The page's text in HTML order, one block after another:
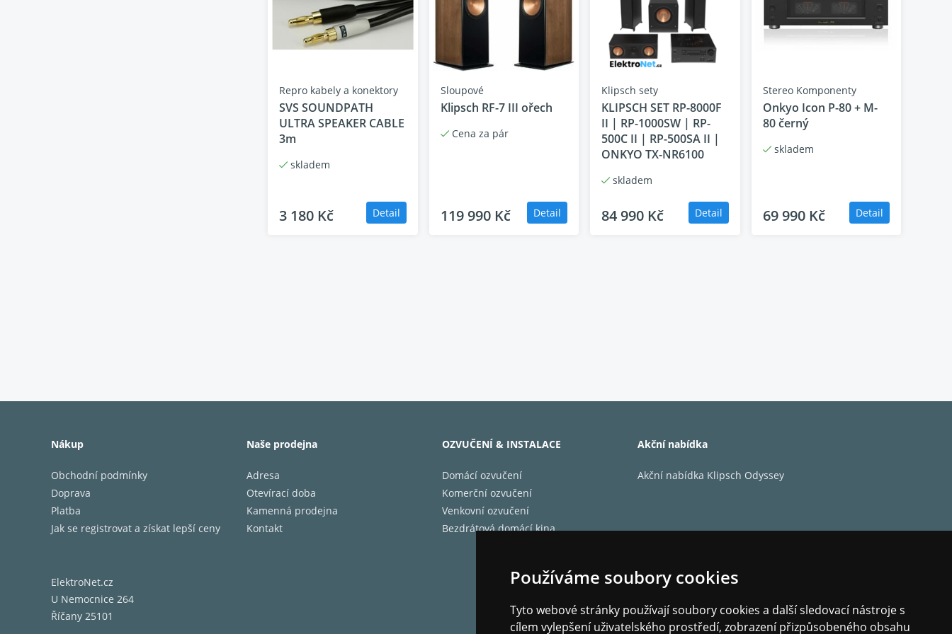
Používáme soubory cookies
Tyto webové stránky používají soubory cookies a další sledovací nástroje s
cílem vylepšení uživatelského prostředí, zobrazení přizpůsobeného obsahu
- trvalý výkon: 250W
- basreflex
- impedance: 8 Ohm
Nový výškový reproduktor Tractrix® Horn pro vysokou přesnost. Dva 10" basové reproduktory.
Repro kabely a konektory
SVS SOUNDPATH
ULTRA SPEAKER CABLE
3m
skladem
3 180 Kč Detail
Sloupové
Klipsch RF-7 III ořech
Cena za pár
119 990 Kč Detail
Klipsch sety
KLIPSCH SET RP-8000F
II | RP-1000SW | RP-
500C II | RP-500SA II |
ONKYO TX-NR6100
skladem
84 990 Kč Detail
Stereo Komponenty
Onkyo Icon P-80 + M-
80 černý
skladem
69 990 Kč Detail
Nákup
Obchodní podmínky
Doprava
Platba
Jak se registrovat a získat lepší ceny
Naše prodejna
Adresa
Otevírací doba
Kamenná prodejna
Kontakt
OZVUČENÍ & INSTALACE
Domácí ozvučení
Komerční ozvučení
Venkovní ozvučení
Bezdrátová domácí kina
Akční nabídka
Akční nabídka Klipsch Odyssey
ElektroNet.cz
U Nemocnice 264
Říčany 25101